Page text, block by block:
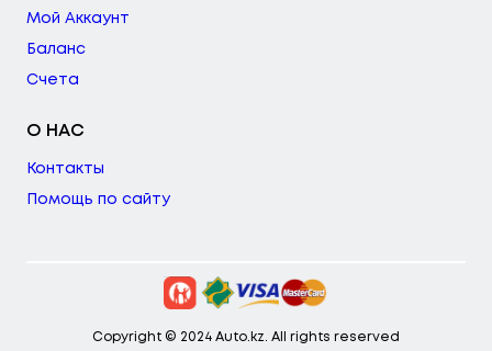
Мой Аккаунт
Баланс
Счета
О НАС
Контакты
Помощь по сайту
Copyright © 2024 Auto.kz. All rights reserved